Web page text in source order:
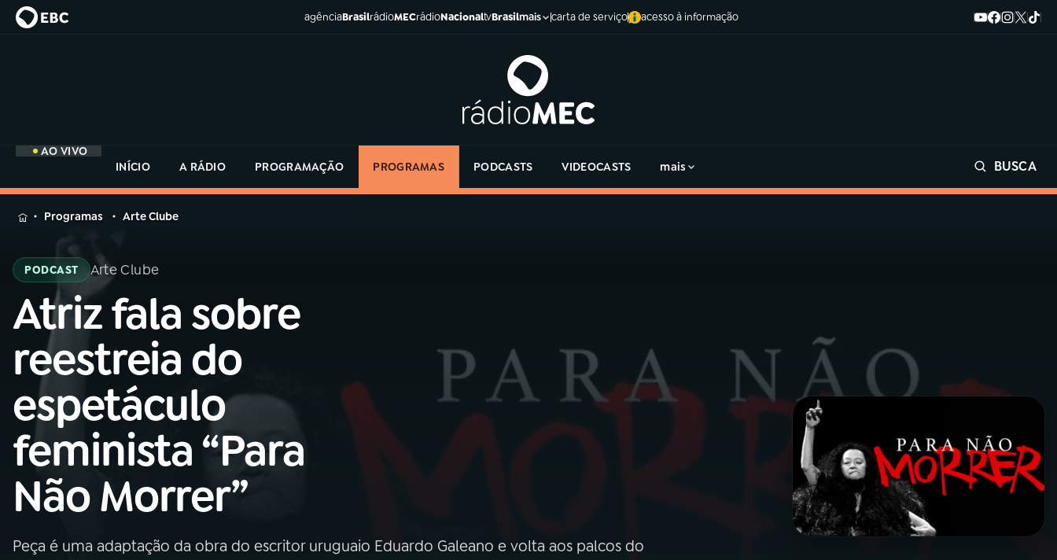
agênciaBrasilrádioMECrádioNacionaltvBrasilmais carta de serviço acesso à informação
AO VIVO
INÍCIO
A RÁDIO PROGRAMAÇÃO PROGRAMAS PODCASTS VIDEOCASTS mais BUSCA
MENU
Buscar
na
Rádio
MEC
Início
01INÍCIO
02A RÁDIO
03 PROGRAMAÇÃO
04 PROGRAMAS
na
Rádio
Programas Arte Clube
PODCAST Arte Clube
Atriz fala sobre
reestreia do
espetáculo
feminista “Para
Não Morrer”
Peça é uma adaptação da obra do escritor uruguaio Eduardo Galeano e volta aos palcos do